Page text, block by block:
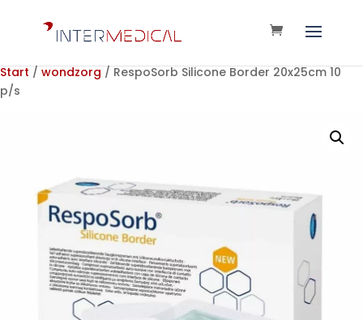
Start / wondzorg / RespoSorb Silicone Border 20x25cm 10
p/s